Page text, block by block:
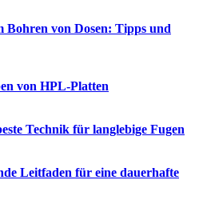
Bohren von Dosen: Tipps und
von HPL-Platten
Technik für langlebige Fugen
Leitfaden für eine dauerhafte